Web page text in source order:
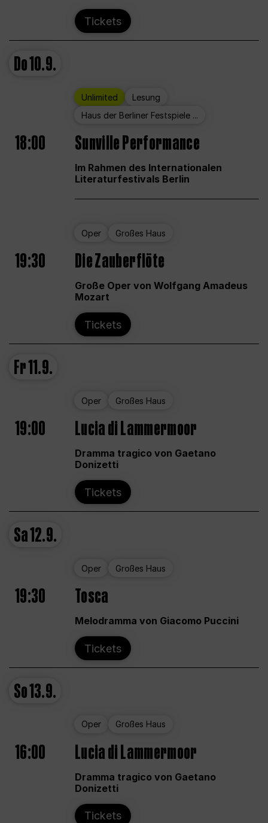
Tickets
Do10.9.
Unlimited
Lesung
Haus der Berliner Festspiele ...
18:00 Sunville Performance
Im Rahmen des Internationalen
Literaturfestivals Berlin
Oper Großes Haus
19:30 Die Zauberflöte
Große Oper von Wolfgang Amadeus
Mozart
Tickets
Fr11.9.
Oper Großes Haus
19:00 Lucia di Lammermoor
Dramma tragico von Gaetano
Donizetti
Tickets
Sa12.9.
Oper Großes Haus
19:30 Tosca
Melodramma von Giacomo Puccini
Tickets
So13.9.
Oper Großes Haus
16:00 Lucia di Lammermoor
Dramma tragico von Gaetano
Donizetti
Tickets